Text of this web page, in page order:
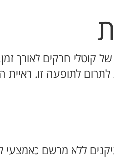
של קוטלי חרקים
לתרום לתופעה זו.
ללא מרשם כאמצעי